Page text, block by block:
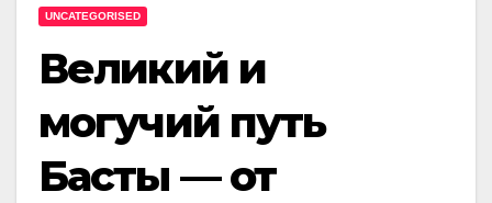
UNCATEGORISED
Великий и
могучий путь
Басты — от